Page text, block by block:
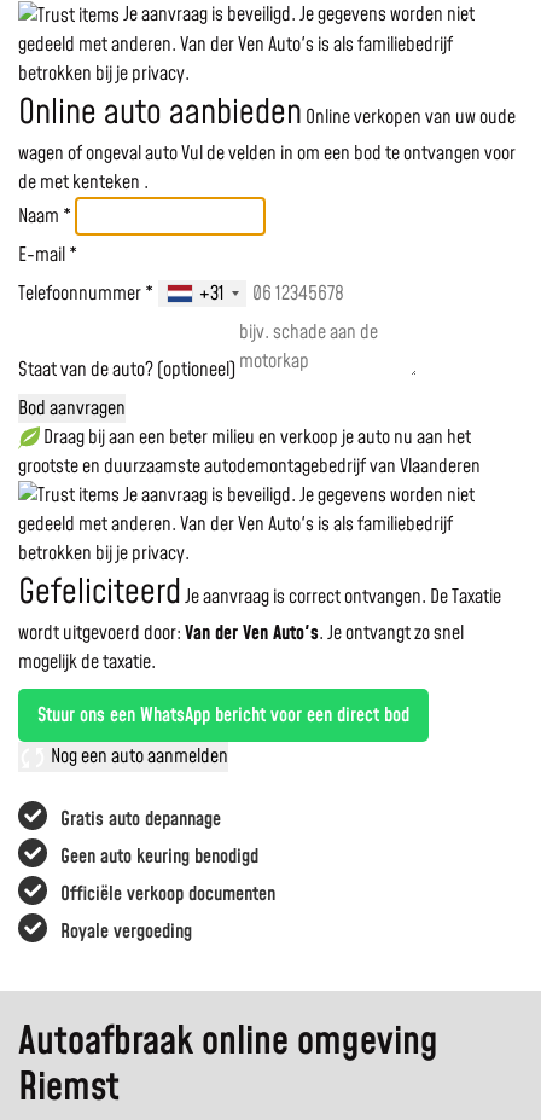
Gratis auto depannage
Geen auto keuring benodigd
Officiële verkoop documenten
Royale vergoeding
Je aanvraag is beveiligd. Je gegevens worden niet
gedeeld met anderen. Van der Ven Auto's is als familiebedrijf
betrokken bij je privacy.
Online auto aanbieden Online verkopen van uw oude
wagen of ongeval autoVul de velden in om een bod te ontvangen voor
demet kenteken .
Naam *
E-mail *
Telefoonnummer *
+31
Staat van de auto? (optioneel)
Bod aanvragen
Draag bij aan een beter milieu en verkoop je auto nu aan het
grootste en duurzaamste autodemontagebedrijf van Vlaanderen
Je aanvraag is beveiligd. Je gegevens worden niet
gedeeld met anderen. Van der Ven Auto's is als familiebedrijf
betrokken bij je privacy.
GefeliciteerdJe aanvraag is correct ontvangen. De Taxatie
wordt uitgevoerd door:Van der Ven Auto's.Je ontvangt zo snel
mogelijk de taxatie.
Stuur ons een WhatsApp bericht voor een direct bod
Nog een auto aanmelden
Autoafbraak online omgeving
Riemst